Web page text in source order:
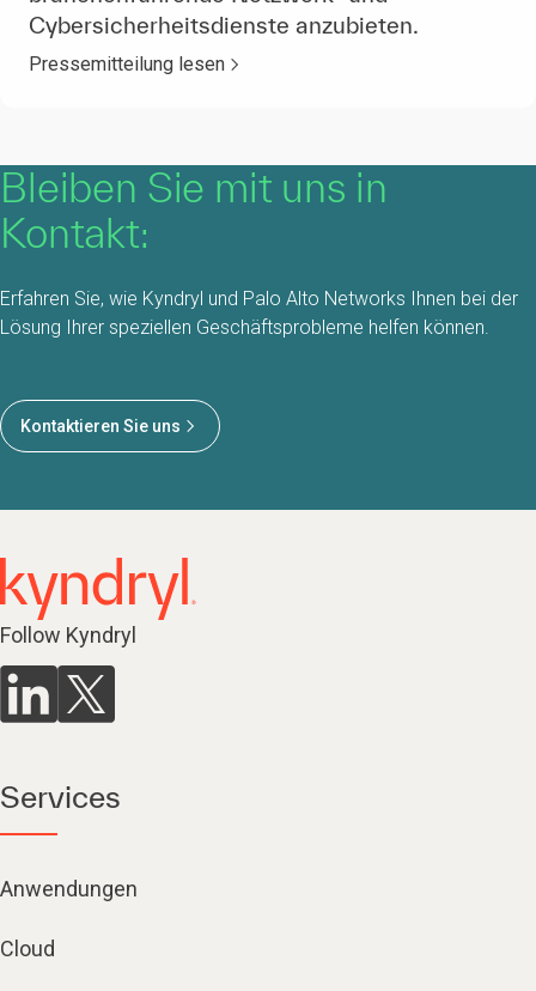
Cybersicherheitsdienste anzubieten.
Pressemitteilung lesen
Bleiben Sie mit uns in
Kontakt:
Erfahren Sie, wie Kyndryl und Palo Alto Networks Ihnen bei der
Lösung Ihrer speziellen Geschäftsprobleme helfen können.
Kontaktieren Sie uns
Follow Kyndryl
Services
Anwendungen
Cloud